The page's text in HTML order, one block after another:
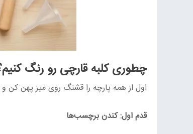
چطوری کلبه قارچی رو رنگ
اول از همه پارچه را قشنگ روی میز پهن
قدم اول: کندن برچسب‌ها